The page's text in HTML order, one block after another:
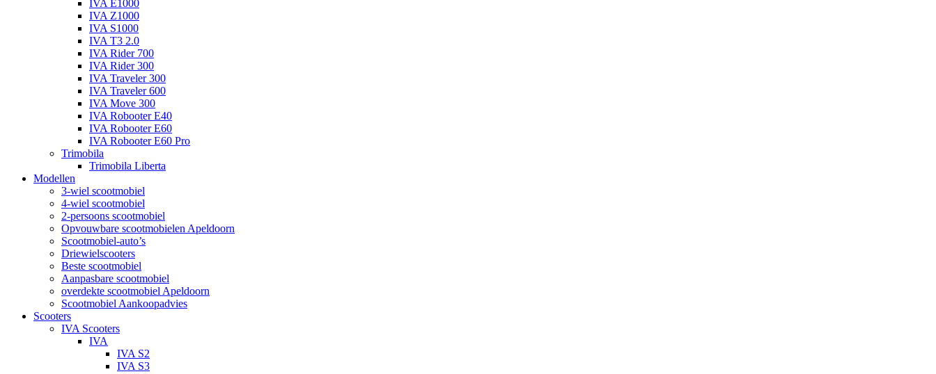
IVA E1000
IVA Z1000
IVA S1000
IVA T3 2.0
IVA Rider 700
IVA Rider 300
IVA Traveler 300
IVA Traveler 600
IVA Move 300
IVA Robooter E40
IVA Robooter E60
IVA Robooter E60 Pro
Trimobila
Trimobila Liberta
Modellen
3-wiel scootmobiel
4-wiel scootmobiel
2-persoons scootmobiel
Opvouwbare scootmobielen Apeldoorn
Scootmobiel-auto’s
Driewielscooters
Beste scootmobiel
Aanpasbare scootmobiel
overdekte scootmobiel Apeldoorn
Scootmobiel Aankoopadvies
Scooters
IVA Scooters
IVA
IVA S2
IVA S3